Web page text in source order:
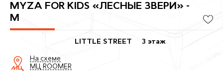
MYZA FOR KIDS «ЛЕСНЫЕ ЗВЕРИ» -
M
LITTLE STREET 3 этаж
На схеме
МЦ ROOMER